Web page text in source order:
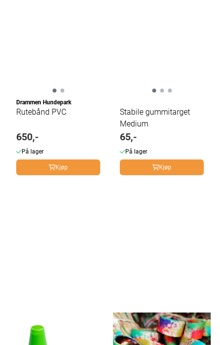
Drammen Hundepark
Rutebånd PVC
650,-
På lager
Kjøp
Stabile gummitarget
Medium
65,-
På lager
Kjøp